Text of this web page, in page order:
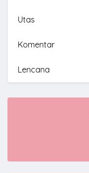
Utas
Komentar
Lencana